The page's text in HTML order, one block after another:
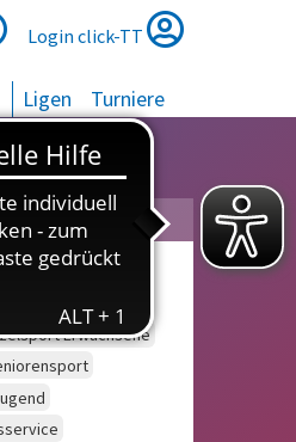
Login click-TT
Ligen Turniere
Erwachsene